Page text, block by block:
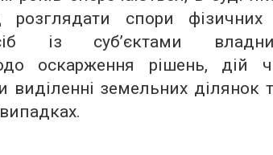
розглядати спори фізичних
із суб’єктами
оскарження рішень, дій
виділенні земельних ділянок